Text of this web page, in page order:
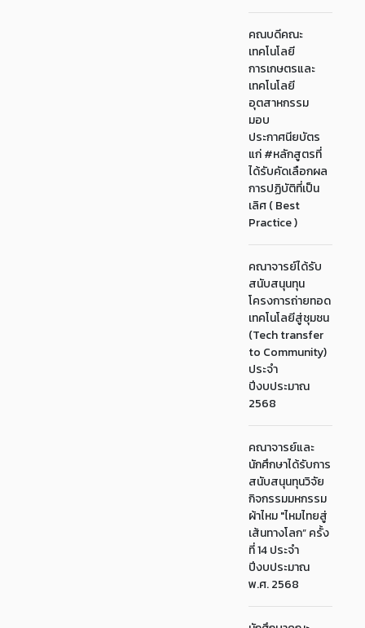
คณบดีคณะ
เทคโนโลยี
การเกษตรและ
เทคโนโลยี
อุตสาหกรรม
มอบ
ประกาศนียบัตร
แก่ #หลักสูตรที่
ได้รับคัดเลือกผล
การปฏิบัติที่เป็น
เลิศ ( Best
Practice )
คณาจารย์ได้รับ
สนับสนุนทุน
โครงการถ่ายทอด
เทคโนโลยีสู่ชุมชน
(Tech transfer
to Community)
ประจำ
ปีงบประมาณ
2568
คณาจารย์และ
นักศึกษาได้รับการ
สนับสนุนทุนวิจัย
กิจกรรมมหกรรม
ผ้าไหม "ไหมไทยสู่
เส้นทางโลก” ครั้ง
ที่ 14 ประจำ
ปีงบประมาณ
พ.ศ. 2568